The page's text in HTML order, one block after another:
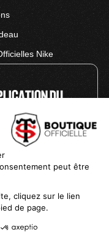
peut être
cliquez sur le lien
de page.
Nike
DU